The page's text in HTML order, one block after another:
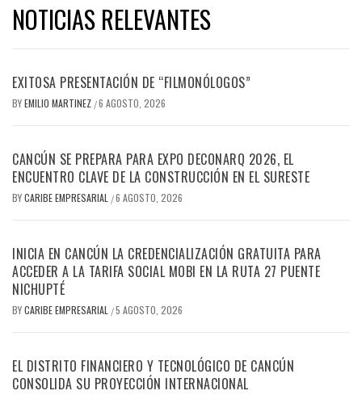
NOTICIAS RELEVANTES
EXITOSA PRESENTACIÓN DE “FILMONÓLOGOS”
BYEMILIO MARTINEZ /6 AGOSTO, 2026
CANCÚN SE PREPARA PARA EXPO DECONARQ 2026, EL
ENCUENTRO CLAVE DE LA CONSTRUCCIÓN EN EL SURESTE
BYCARIBE EMPRESARIAL /6 AGOSTO, 2026
INICIA EN CANCÚN LA CREDENCIALIZACIÓN GRATUITA PARA
ACCEDER A LA TARIFA SOCIAL MOBI EN LA RUTA 27 PUENTE
NICHUPTÉ
BYCARIBE EMPRESARIAL /5 AGOSTO, 2026
EL DISTRITO FINANCIERO Y TECNOLÓGICO DE CANCÚN
CONSOLIDA SU PROYECCIÓN INTERNACIONAL